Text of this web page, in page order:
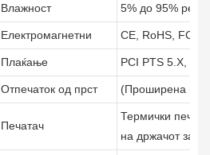
Влажност 5% до 95%
Електромагнетни CE, RoHS, FCC,
Плаќање PCI PTS 5.X,
Отпечаток од прст (Проширена
Печатач
Термички
на држачот за